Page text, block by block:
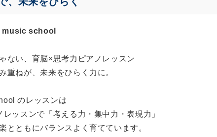
music school
ない、育脳×思考力ピアノレッスン
重ねが、未来をひらく力に。
のレッスンは
ッスンで「考える力・集中力・表現力」
とともにバランスよく育てています。